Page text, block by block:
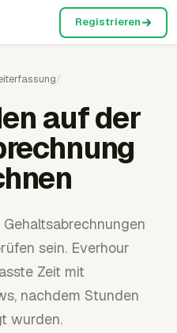
Registrieren
/
auf der
sein. Everhour
Zeit mit
nachdem Stunden
wurden.